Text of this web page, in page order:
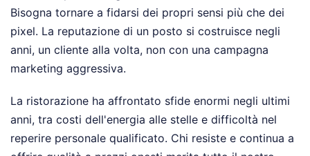
Bisogna tornare a fidarsi dei propri sensi più che dei
pixel. La reputazione di un posto si costruisce negli
anni, un cliente alla volta, non con una campagna
marketing aggressiva.
La ristorazione ha affrontato sfide enormi negli ultimi
anni, tra costi dell'energia alle stelle e difficoltà nel
reperire personale qualificato. Chi resiste e continua a